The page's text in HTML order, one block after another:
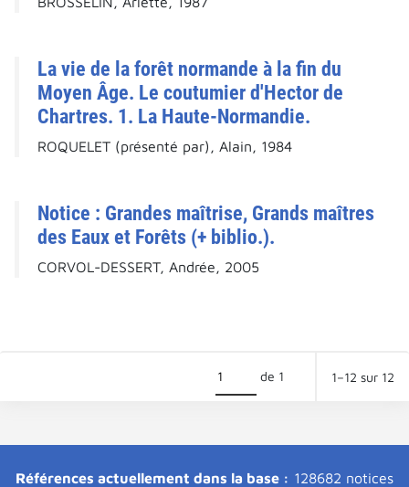
La vie de la forêt normande à la fin du
Moyen Âge. Le coutumier d'Hector de
Chartres. 1. La Haute-Normandie.
ROQUELET (présenté par), Alain, 1984
Notice : Grandes maîtrise, Grands maîtres
des Eaux et Forêts (+ biblio.).
CORVOL-DESSERT, Andrée, 2005
de 1 1–12 sur 12
Références actuellement dans la base : 128682 notices